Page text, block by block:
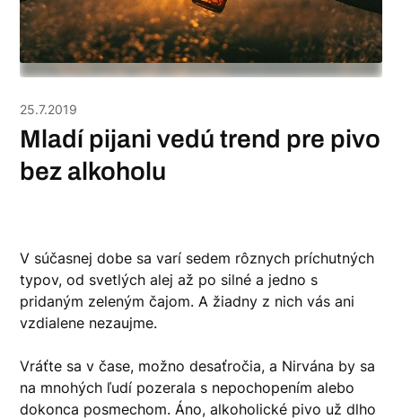
25.7.2019
Mladí pijani vedú trend pre pivo
bez alkoholu
V súčasnej dobe sa varí sedem rôznych príchutných
typov, od svetlých alej až po silné a jedno s
pridaným zeleným čajom. A žiadny z nich vás ani
vzdialene nezaujme.
Vráťte sa v čase, možno desaťročia, a Nirvána by sa
na mnohých ľudí pozerala s nepochopením alebo
dokonca posmechom. Áno, alkoholické pivo už dlho